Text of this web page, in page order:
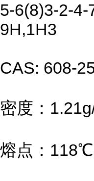
5-6(8)3-2-4-
9H,1H3
CAS: 608-
密度：
熔点：118℃